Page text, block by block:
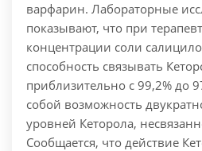
варфарин. Лабораторные
показывают, что при
концентрации соли
способность связывать
приблизительно с 99,2% до
собой возможность
уровней Кеторола,
Сообщается, что действие